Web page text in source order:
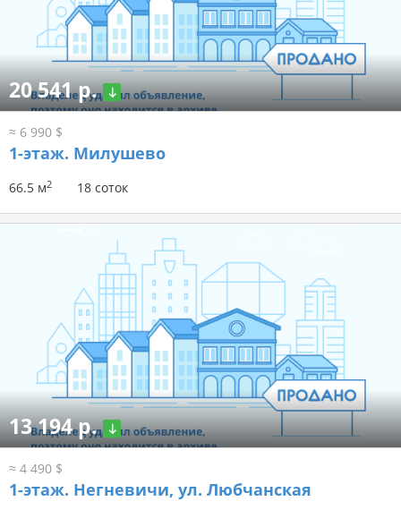
20 541 р.
≈ 6 990 $
1-этаж. Милушево
66.5 м2 18 соток
13 194 р.
≈ 4 490 $
1-этаж. Негневичи, ул. Любчанская